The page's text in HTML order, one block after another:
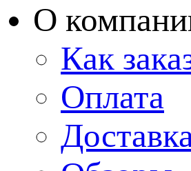
О
Как
Оплата